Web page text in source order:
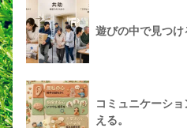
遊びの中で見つけ
コミュニケーシ
える。